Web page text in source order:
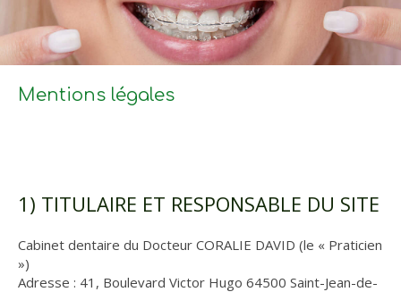
Mentions légales
1) TITULAIRE ET RESPONSABLE DU SITE
Cabinet dentaire du Docteur CORALIE DAVID (le « Praticien
»)
Adresse : 41, Boulevard Victor Hugo 64500 Saint-Jean-de-